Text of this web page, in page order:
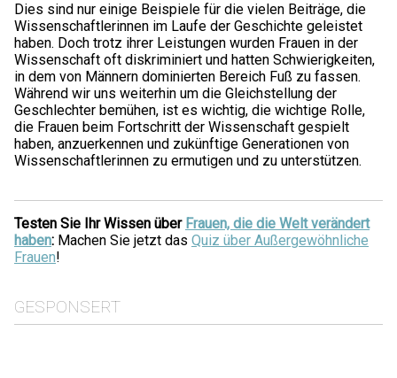
Dies sind nur einige Beispiele für die vielen Beiträge, die
Wissenschaftlerinnen im Laufe der Geschichte geleistet
haben. Doch trotz ihrer Leistungen wurden Frauen in der
Wissenschaft oft diskriminiert und hatten Schwierigkeiten,
in dem von Männern dominierten Bereich Fuß zu fassen.
Während wir uns weiterhin um die Gleichstellung der
Geschlechter bemühen, ist es wichtig, die wichtige Rolle,
die Frauen beim Fortschritt der Wissenschaft gespielt
haben, anzuerkennen und zukünftige Generationen von
Wissenschaftlerinnen zu ermutigen und zu unterstützen.
Testen Sie Ihr Wissen über Frauen, die die Welt verändert
haben: Machen Sie jetzt das Quiz über Außergewöhnliche
Frauen!
GESPONSERT